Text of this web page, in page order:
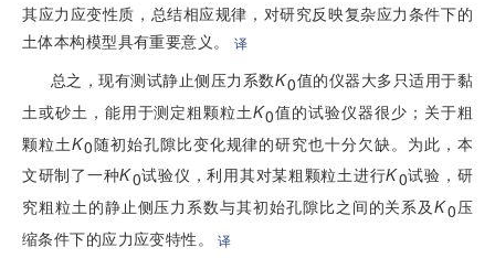
其应力应变性质，总结相应规律，对研究反映复杂应力条件下的
土体本构模型具有重要意义。 译
总之，现有测试静止侧压力系数K0值的仪器大多只适用于黏
土或砂土，能用于测定粗颗粒土K0值的试验仪器很少；关于粗
颗粒土K0随初始孔隙比变化规律的研究也十分欠缺。为此，本
文研制了一种K0试验仪，利用其对某粗颗粒土进行K0试验，研
究粗粒土的静止侧压力系数与其初始孔隙比之间的关系及K0压
缩条件下的应力应变特性。译